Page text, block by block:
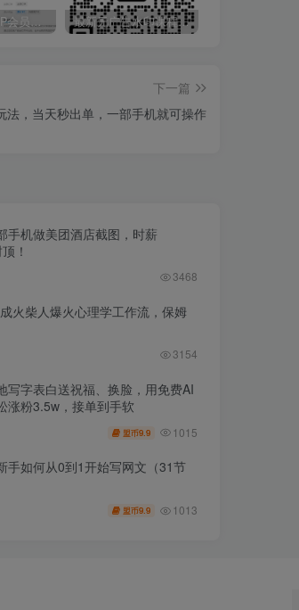
最新无广告水印课程资源 长期更新
下一篇
法，当天秒出单，一部手机就可操作
手机做美团酒店截图，时薪
！
3468
火柴人爆火心理学工作流，保姆
3154
写字表白送祝福、换脸，用免费AI
涨粉3.5w，接单到手软
盟币9.9 1015
手如何从0到1开始写网文（31节
盟币9.9 1013